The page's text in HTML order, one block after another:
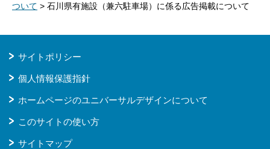
ついて > 石川県有施設（兼六駐車場）に係る広告掲載について
サイトポリシー
個人情報保護指針
ホームページのユニバーサルデザインについて
このサイトの使い方
サイトマップ